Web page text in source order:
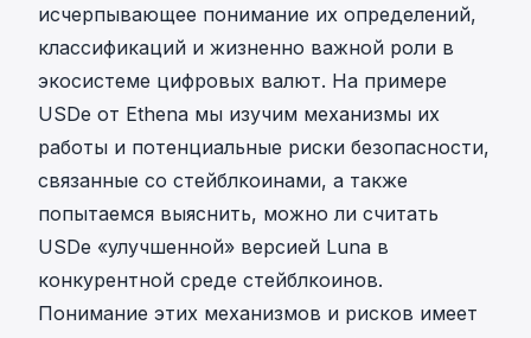
исчерпывающее понимание их определений,
классификаций и жизненно важной роли в
экосистеме цифровых валют. На примере
USDe от Ethena мы изучим механизмы их
работы и потенциальные риски безопасности,
связанные со стейблкоинами, а также
попытаемся выяснить, можно ли считать
USDe «улучшенной» версией Luna в
конкурентной среде стейблкоинов.
Понимание этих механизмов и рисков имеет